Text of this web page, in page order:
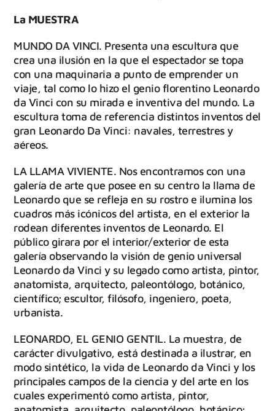
La MUESTRA
MUNDO DA VINCI. Presenta una escultura que
crea una ilusión en la que el espectador se topa
con una maquinaria a punto de emprender un
viaje, tal como lo hizo el genio florentino Leonardo
da Vinci con su mirada e inventiva del mundo. La
escultura toma de referencia distintos inventos del
gran Leonardo Da Vinci: navales, terrestres y
aéreos.
LA LLAMA VIVIENTE. Nos encontramos con una
galería de arte que posee en su centro la llama de
Leonardo que se refleja en su rostro e ilumina los
cuadros más icónicos del artista, en el exterior la
rodean diferentes inventos de Leonardo. El
público girara por el interior/exterior de esta
galería observando la visión de genio universal
Leonardo da Vinci y su legado como artista, pintor,
anatomista, arquitecto, paleontólogo, botánico,
científico; escultor, filósofo, ingeniero, poeta,
urbanista.
LEONARDO, EL GENIO GENTIL. La muestra, de
carácter divulgativo, está destinada a ilustrar, en
modo sintético, la vida de Leonardo da Vinci y los
principales campos de la ciencia y del arte en los
cuales experimentó como artista, pintor,